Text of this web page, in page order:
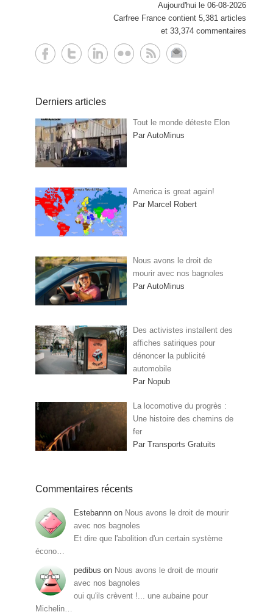
Aujourd'hui le 06-08-2026
Carfree France contient 5,381 articles
et 33,374 commentaires
Derniers articles
Tout le monde déteste Elon
Par AutoMinus
America is great again!
Par Marcel Robert
Nous avons le droit de
mourir avec nos bagnoles
Par AutoMinus
Des activistes installent des
affiches satiriques pour
dénoncer la publicité
automobile
Par Nopub
La locomotive du progrès :
Une histoire des chemins de
fer
Par Transports Gratuits
Commentaires récents
Estebannn on Nous avons le droit de mourir
avec nos bagnoles
Et dire que l'abolition d'un certain système
écono…
pedibus on Nous avons le droit de mourir
avec nos bagnoles
oui qu'ils crèvent !... une aubaine pour
Michelin…